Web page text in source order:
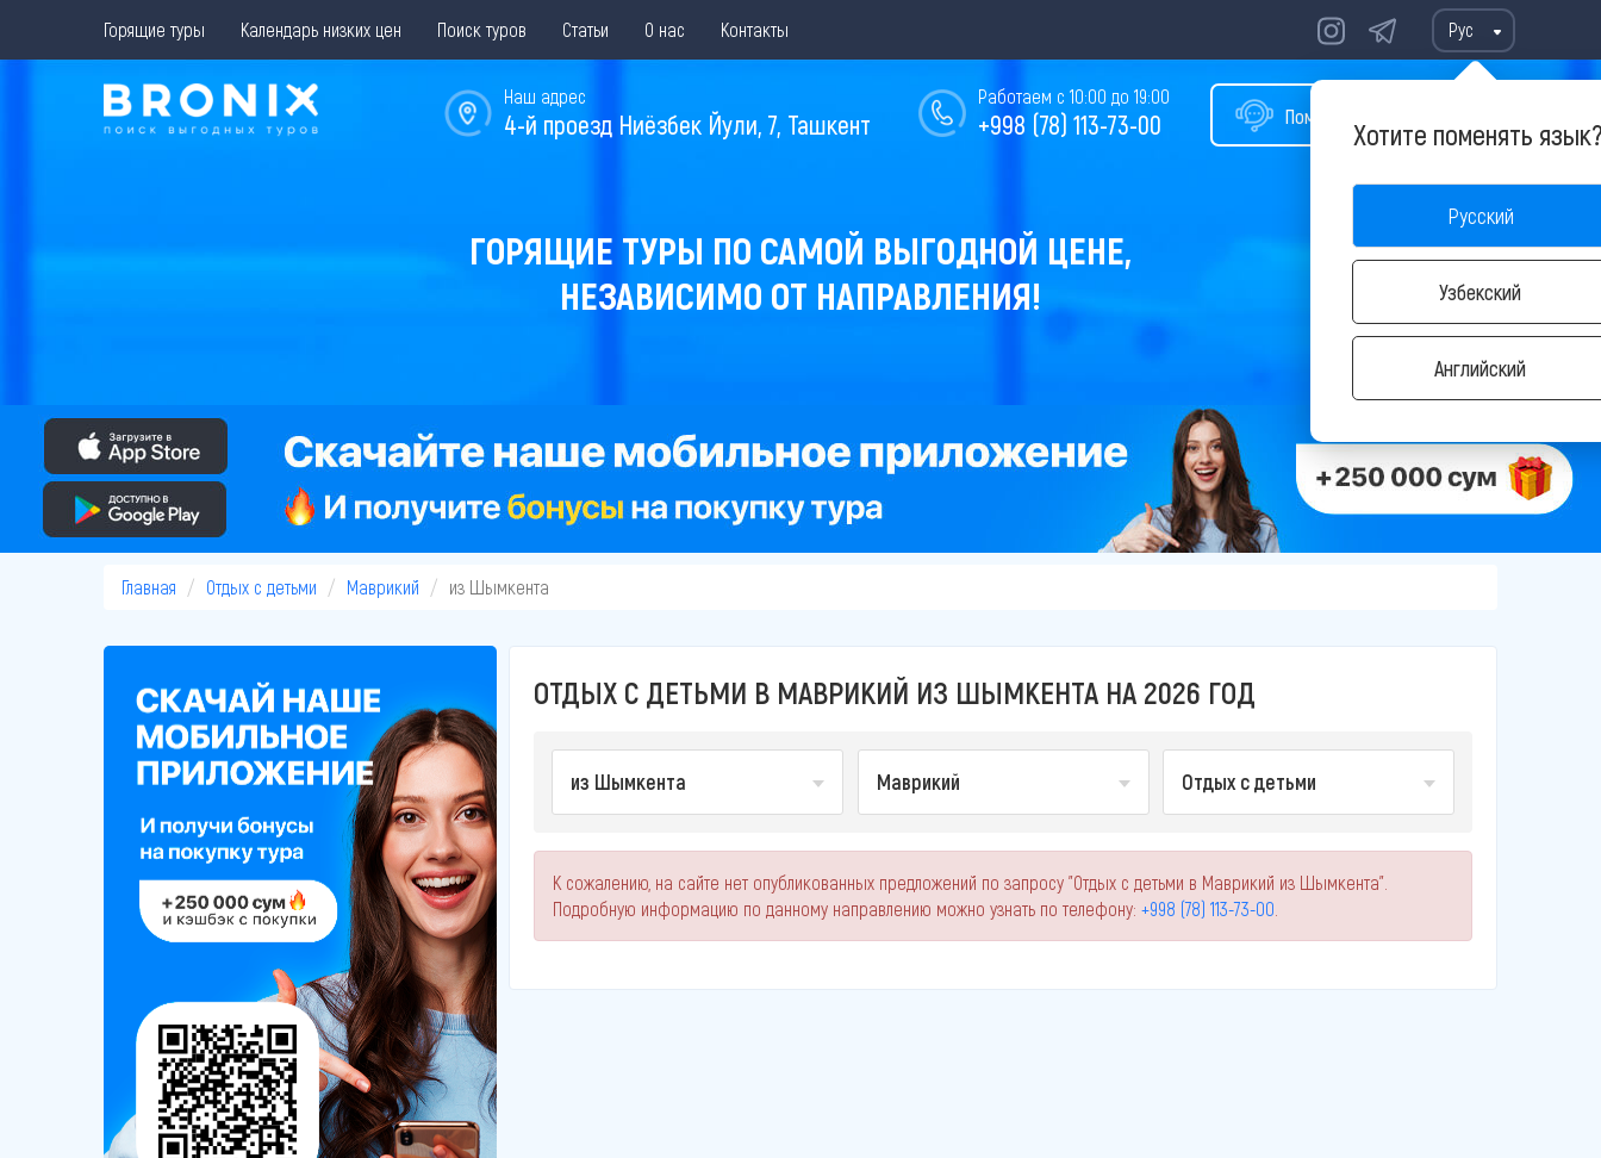
Горящие туры Календарь низких цен Поиск туров Статьи О нас Контакты Рус
Хотите поменять
Русский
Узбекский
Английский
Помощь в подборе тура
Работаем с 10:00 до 19:00
+998 (78) 113-73-00
Наш адрес
4-й проезд Ниёзбек Йули, 7, Ташкент
ГОРЯЩИЕ ТУРЫ ПО САМОЙ ВЫГОДНОЙ ЦЕНЕ,
НЕЗАВИСИМО ОТ НАПРАВЛЕНИЯ!
Главная Отдых с детьми Маврикий из Шымкента
ОТДЫХ С ДЕТЬМИ В МАВРИКИЙ ИЗ ШЫМКЕНТА НА 2026 ГОД
из Шымкента Маврикий Отдых с детьми
К сожалению, на сайте нет опубликованных предложений по запросу "Отдых с детьми в Маврикий из Шымкента".
Подробную информацию по данному направлению можно узнать по телефону: +998 (78) 113-73-00